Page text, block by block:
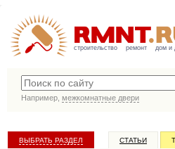
строительство ремонт дом и
Например, межкомнатные двери
ВЫБРАТЬ РАЗДЕЛ СТАТЬИ